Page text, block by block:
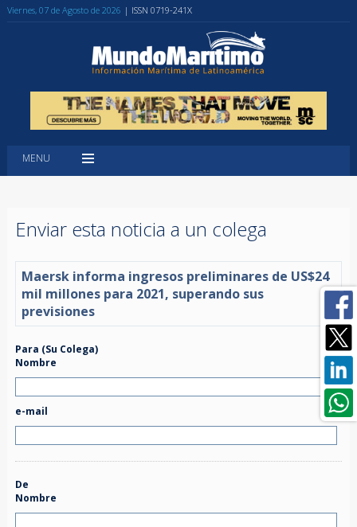
Viernes, 07 de Agosto de 2026 | ISSN 0719-241X
MENU
Enviar esta noticia a un colega
Maersk informa ingresos preliminares de US$24
mil millones para 2021, superando sus
previsiones
Para (Su Colega)
Nombre
e-mail
De
Nombre